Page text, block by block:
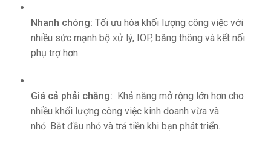
Nhanh chóng: Tối ưu hóa khối lượng công việc với
nhiều sức mạnh bộ xử lý, IOP, băng thông và kết nối
phụ trợ hơn.
Giá cả phải chăng: Khả năng mở rộng lớn hơn cho
nhiều khối lượng công việc kinh doanh vừa và
nhỏ. Bắt đầu nhỏ và trả tiền khi bạn phát triển.